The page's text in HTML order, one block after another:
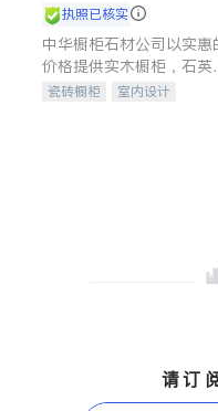
执照已核实
中华橱柜石材公司以实惠
价格提供实木橱柜，石英
台面，多种优质不锈钢水
瓷砖橱柜
室内设计
请订